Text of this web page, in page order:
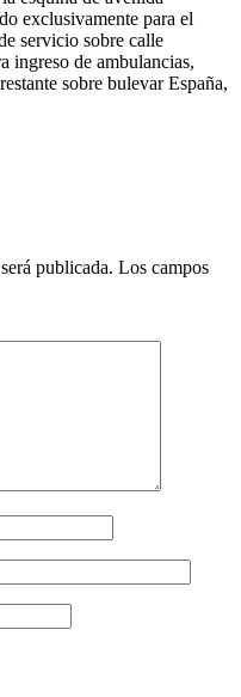
exclusivamente para el
servicio sobre calle
ingreso de ambulancias,
sobre bulevar España,
publicada. Los campos